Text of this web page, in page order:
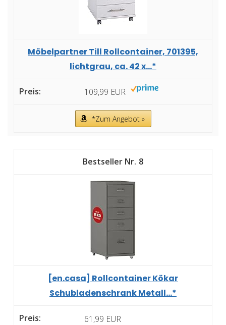
Möbelpartner Till Rollcontainer, 701395,
lichtgrau, ca. 42 x...*
109,99 EUR
*Zum Angebot »
8
[en.casa] Rollcontainer Kökar
Schubladenschrank Metall...*
61,99 EUR